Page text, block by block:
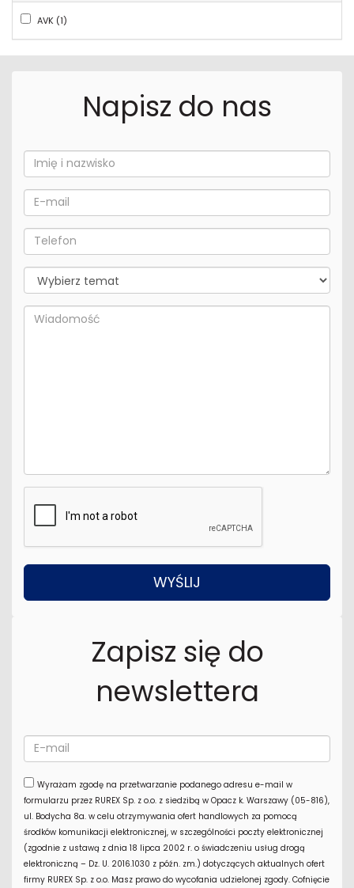
AVK (1)
Napisz do nas
Zapisz się do
newslettera
Wyrażam zgodę na przetwarzanie podanego adresu e-mail w
formularzu przez RUREX Sp. z o.o. z siedzibą w Opacz k. Warszawy (05-816),
ul. Bodycha 8a. w celu otrzymywania ofert handlowych za pomocą
środków komunikacji elektronicznej, w szczególności poczty elektronicznej
(zgodnie z ustawą z dnia 18 lipca 2002 r. o świadczeniu usług drogą
elektroniczną – Dz. U. 2016.1030 z późn. zm.) dotyczących aktualnych ofert
firmy RUREX Sp. z o.o. Masz prawo do wycofania udzielonej zgody. Cofnięcie